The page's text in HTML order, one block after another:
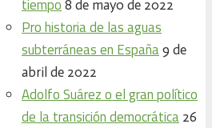
tiempo 8 de mayo de 2022
Pro historia de las aguas
subterráneas en España 9 de
abril de 2022
Adolfo Suárez o el gran político
de la transición democrática 26